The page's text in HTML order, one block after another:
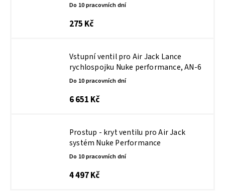
Do 10 pracovních dní
275 Kč
Vstupní ventil pro Air Jack Lance
rychlospojku Nuke performance, AN-6
Do 10 pracovních dní
6 651 Kč
Prostup - kryt ventilu pro Air Jack
systém Nuke Performance
Do 10 pracovních dní
4 497 Kč